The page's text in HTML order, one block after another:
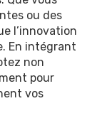
ou des
l’innovation
En intégrant
non
pour
vos